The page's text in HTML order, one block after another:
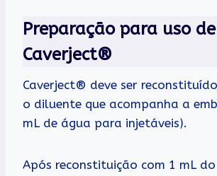
Preparação para uso de
Caverject®
Caverject® deve ser
o diluente que acompanha a
mL de água para injetáveis).
Após reconstituição com 1 mL